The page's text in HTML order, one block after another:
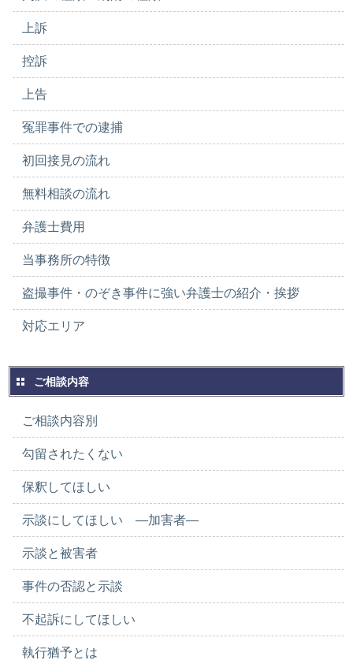
上訴
控訴
上告
冤罪事件での逮捕
初回接見の流れ
無料相談の流れ
弁護士費用
当事務所の特徴
盗撮事件・のぞき事件に強い弁護士の紹介・挨拶
対応エリア
ご相談内容
ご相談内容別
勾留されたくない
保釈してほしい
示談にしてほしい ―加害者―
示談と被害者
事件の否認と示談
不起訴にしてほしい
執行猶予とは